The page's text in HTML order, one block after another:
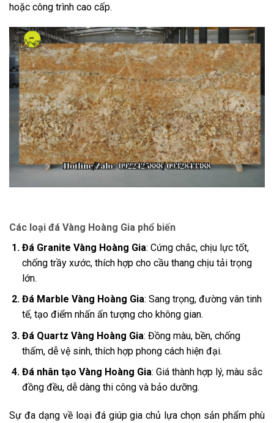
hoặc công trình cao cấp.
Các loại đá Vàng Hoàng Gia phổ biến
Đá Granite Vàng Hoàng Gia: Cứng chắc, chịu lực tốt,
chống trầy xước, thích hợp cho cầu thang chịu tải trọng
lớn.
Đá Marble Vàng Hoàng Gia: Sang trọng, đường vân tinh
tế, tạo điểm nhấn ấn tượng cho không gian.
Đá Quartz Vàng Hoàng Gia: Đồng màu, bền, chống
thấm, dễ vệ sinh, thích hợp phong cách hiện đại.
Đá nhân tạo Vàng Hoàng Gia: Giá thành hợp lý, màu sắc
đồng đều, dễ dàng thi công và bảo dưỡng.
Sự đa dạng về loại đá giúp gia chủ lựa chọn sản phẩm phù